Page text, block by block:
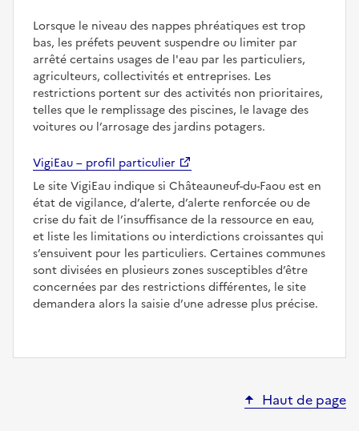
Lorsque le niveau des nappes phréatiques est trop
bas, les préfets peuvent suspendre ou limiter par
arrêté certains usages de l'eau par les particuliers,
agriculteurs, collectivités et entreprises. Les
restrictions portent sur des activités non prioritaires,
telles que le remplissage des piscines, le lavage des
voitures ou l’arrosage des jardins potagers.
VigiEau – profil particulier
Le site VigiEau indique si Châteauneuf-du-Faou est en
état de vigilance, d’alerte, d’alerte renforcée ou de
crise du fait de l’insuffisance de la ressource en eau,
et liste les limitations ou interdictions croissantes qui
s’ensuivent pour les particuliers. Certaines communes
sont divisées en plusieurs zones susceptibles d’être
concernées par des restrictions différentes, le site
demandera alors la saisie d’une adresse plus précise.
Haut de page